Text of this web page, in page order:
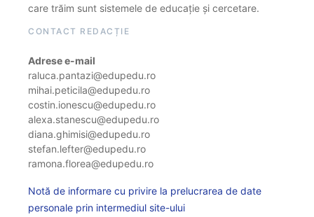
care trăim sunt sistemele de educație și cercetare.
CONTACT REDACȚIE
Adrese e-mail
raluca.pantazi@edupedu.ro
mihai.peticila@edupedu.ro
costin.ionescu@edupedu.ro
alexa.stanescu@edupedu.ro
diana.ghimisi@edupedu.ro
stefan.lefter@edupedu.ro
ramona.florea@edupedu.ro
Notă de informare cu privire la prelucrarea de date
personale prin intermediul site-ului